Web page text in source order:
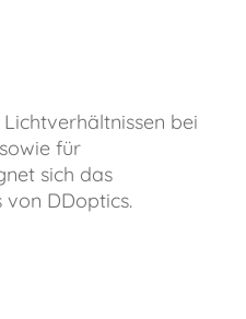
bei
für
sich das
von DDoptics.